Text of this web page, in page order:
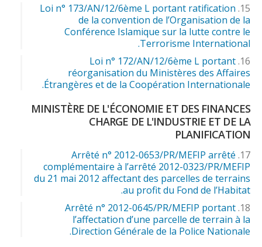
Loi n° 173/AN/12/6ème L portant ratification
de la convention de l’Organisation de la
Conférence Islamique sur la lutte contre le
Terrorisme International.
Loi n° 172/AN/12/6ème L portant
réorganisation du Ministères des Affaires
Étrangères et de la Coopération Internationale.
MINISTÈRE DE L'ÉCONOMIE ET DES FINANCES
CHARGE DE L'INDUSTRIE ET DE LA
PLANIFICATION
Arrêté n° 2012-0653/PR/MEFIP arrêté
complémentaire à l’arrêté 2012-0323/PR/MEFIP
du 21 mai 2012 affectant des parcelles de terrains
au profit du Fond de l’Habitat.
Arrêté n° 2012-0645/PR/MEFIP portant
l’affectation d’une parcelle de terrain à la
Direction Générale de la Police Nationale.